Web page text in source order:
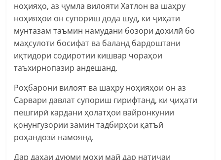
ноҳияҳо, аз ҷумла вилояти Хатлон ва шаҳру
ноҳияҳои он супориш дода шуд, ки ҷиҳати
мунтазам таъмин намудани бозори дохилӣ бо
маҳсулоти босифат ва баланд бардоштани
иқтидори содиротии кишвар чораҳои
таъхирнопазир андешанд.
Роҳбарони вилоят ва шаҳру ноҳияҳои он аз
Сарвари давлат супориш гирифтанд, ки ҷиҳати
пешгирӣ кардани ҳолатҳои вайронкунии
қонунгузории замин тадбирҳои қатъӣ
роҳандозӣ намоянд.
Дар даҳаи дуюми моҳи май дар натиҷаи